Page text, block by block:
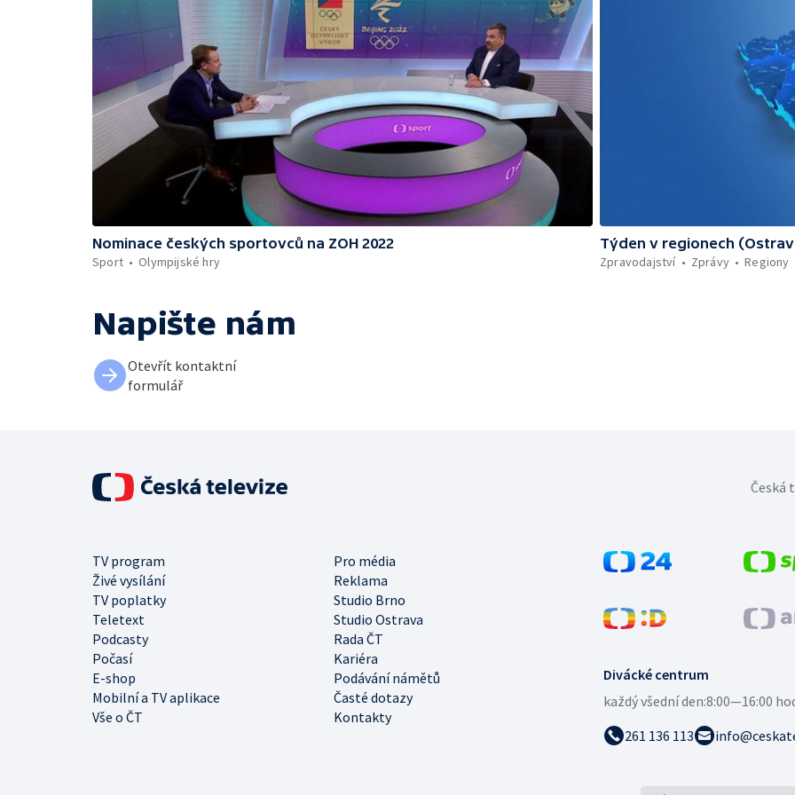
Nominace českých sportovců na ZOH 2022
Sport
Olympijské hry
Týden v regionech
Zpravodajství
Zprávy Regiony
Napište nám
Otevřít kontaktní
formulář
Divácké centrum
každý všední den:8:00—16:00
261 136 113
TV program
Pro média
Živé vysílání
Reklama
TV poplatky
Studio Brno
Teletext
Studio Ostrava
Podcasty
Rada ČT
Počasí
Kariéra
E-shop
Podávání námětů
Mobilní a TV aplikace
Časté dotazy
Vše o ČT
Kontakty
Česká